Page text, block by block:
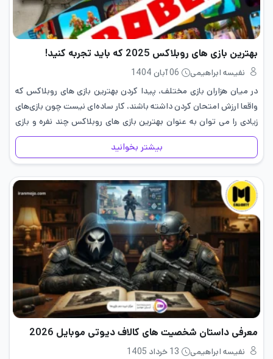
بهترین بازی های روبلاکس 2025 که باید تجربه کنید!
نفیسه ابراهیمی
06 آبان 1404
در میان هزاران بازی مختلف، پیدا کردن بهترین بازی های روبلاکس که
واقعا ارزش امتحان کردن داشته باشند، کار ساده‌ای نیست چون بازی‌های
زیادی را می ‌توان به عنوان بهترین بازی ‌های روبلاکس چند نفره و بازی
های موبایلی معرفی…
بیشتر بخوانید
معرفی داستان شخصیت های کالاف دیوتی موبایل 2026
نفیسه ابراهیمی
13 خرداد 1405